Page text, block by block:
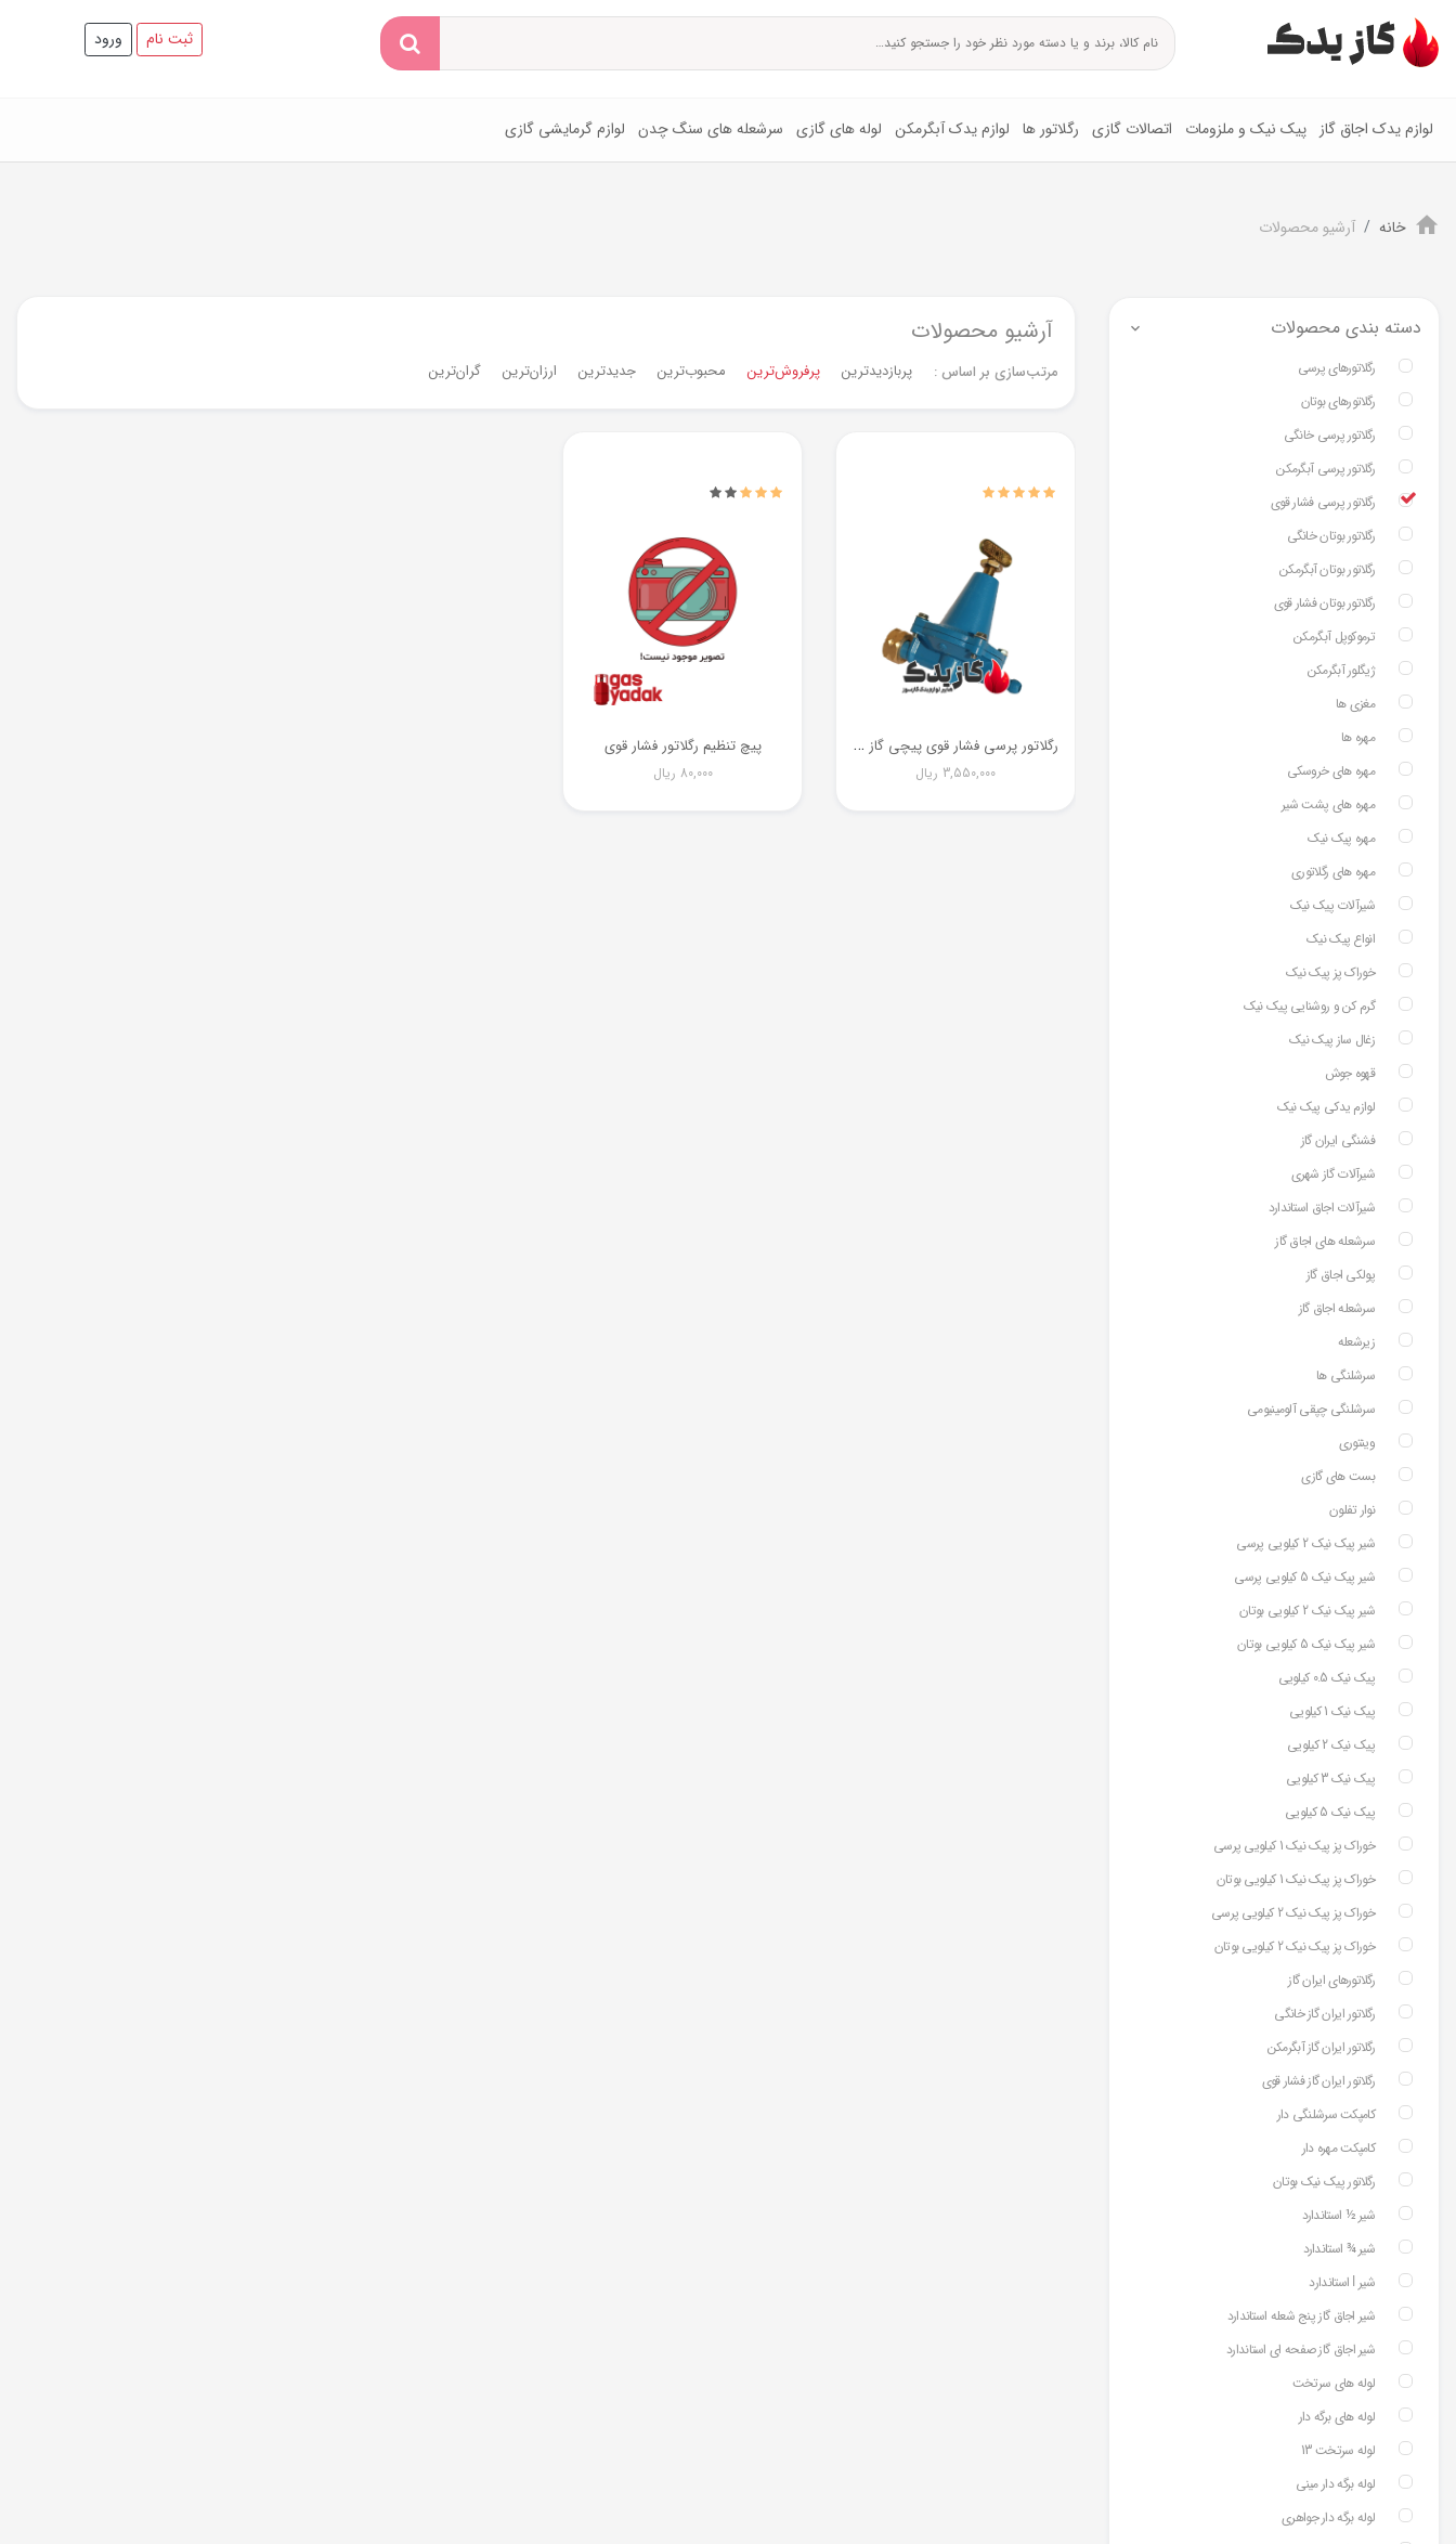
ثبت نام ورود
لوازم یدک اجاق گاز پیک نیک و ملزومات اتصالات گازی رگلاتور ها لوازم یدک آبگرمکن لوله های گازی سرشعله های سنگ چدن لوازم گرمایشی گازی
خانه آرشیو محصولات
دسته بندی محصولات
رگلاتورهای پرسی
رگلاتورهای بوتان
رگلاتور پرسی خانگی
رگلاتور پرسی آبگرمکن
رگلاتور پرسی فشار قوی
رگلاتور بوتان خانگی
رگلاتور بوتان آبگرمکن
رگلاتور بوتان فشار قوی
ترموکوپل آبگرمکن
ژیگلور آبگرمکن
مغزی ها
مهره ها
مهره های خروسکی
مهره های پشت شیر
مهره پیک نیک
مهره های رگلاتوری
شیرآلات پیک نیک
انواع پیک نیک
خوراک پز پیک نیک
گرم کن و روشنایی پیک نیک
زغال ساز پیک نیک
قهوه جوش
لوازم یدکی پیک نیک
فشنگی ایران گاز
شیرآلات گاز شهری
شیرآلات اجاق استاندارد
سرشعله های اجاق گاز
پولکی اجاق گاز
سرشعله اجاق گاز
زیرشعله
سرشلنگی ها
سرشلنگی چپقی آلومینیومی
وینتوری
بست های گازی
نوار تفلون
شیر پیک نیک 2 کیلویی پرسی
شیر پیک نیک 5 کیلویی پرسی
شیر پیک نیک 2 کیلویی بوتان
شیر پیک نیک 5 کیلویی بوتان
پیک نیک 0.5 کیلویی
پیک نیک 1 کیلویی
پیک نیک 2 کیلویی
پیک نیک 3 کیلویی
پیک نیک 5 کیلویی
خوراک پز پیک نیک 1 کیلویی پرسی
خوراک پز پیک نیک 1 کیلویی بوتان
خوراک پز پیک نیک 2 کیلویی پرسی
خوراک پز پیک نیک 2 کیلویی بوتان
رگلاتورهای ایران گاز
رگلاتور ایران گاز خانگی
رگلاتور ایران گاز آبگرمکن
رگلاتور ایران گاز فشار قوی
کامپکت سرشلنگی دار
کامپکت مهره دار
رگلاتور پیک نیک بوتان
شیر ½ استاندارد
شیر ¾ استاندارد
شیر ⅼ استاندارد
شیر اجاق گاز پنج شعله استاندارد
شیر اجاق گاز صفحه ای استاندارد
لوله های سرتخت
لوله های برگه دار
لوله سرتخت 13
لوله برگه دار مینی
لوله برگه دار جواهری
آرشیو محصولات
مرتب‌سازی بر اساس : پربازدیدترین پرفروش‌ترین‌ محبوب‌ترین جدیدترین ارزان‌ترین گران‌ترین
ر
گلاتور پرسی فشار قوی پیچی گاز کنترل
3,550,000 ریال
پیچ تنظیم رگلاتور فشار قوی
80,000 ریال